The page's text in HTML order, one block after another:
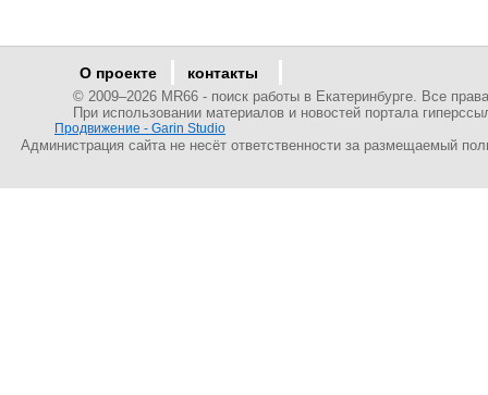
О проекте контакты
© 2009–2026 MR66 - поиск работы в Екатеринбурге. Все
При использовании материалов и новостей портала
Продвижение - Garin Studio
Администрация сайта не несёт ответственности за размещаемый